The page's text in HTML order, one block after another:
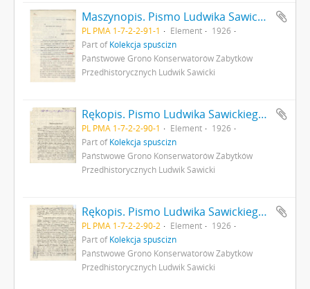
Maszynopis. Pismo Ludwika Sawickiego do Ministra Robót Publicznych z dnia 25 sierpnia 1926 r. - podanie o dofinansowanie badań archeologicznych a także opisujące rezultaty dotychczasowych badań archeologicznych w Gródku pow. Równe s. 1
PL PMA 1-7-2-2-91-1 Element
1926
Part ofKolekcja spuścizn
Państwowe Grono Konserwatorów Zabytków
Przedhistorycznych Ludwik Sawicki
Rękopis. Pismo Ludwika Sawickiego z dnia 3 września 1926 r. do Premiera RP opisujące rezultaty badań archeologicznych w Gródku pow. Równe. Pismo stanowi załącznik do pisma MWRiOP nr IVN9979/26 z dnia 22 września 1926 r. do PGKZP s. 1
PL PMA 1-7-2-2-90-1 Element
1926
Part ofKolekcja spuścizn
Państwowe Grono Konserwatorów Zabytków
Przedhistorycznych Ludwik Sawicki
Rękopis. Pismo Ludwika Sawickiego z dnia 3 września 1926 r. do Premiera RP opisujące rezultaty badań archeologicznych w Gródku pow. Równe. Pismo stanowi załącznik do pisma MWRiOP nr IVN9979/26 z dnia 22 września 1926 r. do PGKZP s. 2: cd. strona z pieczątką Działu Dokumentacji PMA
PL PMA 1-7-2-2-90-2 Element
1926
Part ofKolekcja spuścizn
Państwowe Grono Konserwatorów Zabytków
Przedhistorycznych Ludwik Sawicki